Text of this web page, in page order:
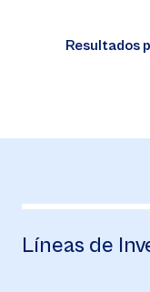
Resultados
Líneas de